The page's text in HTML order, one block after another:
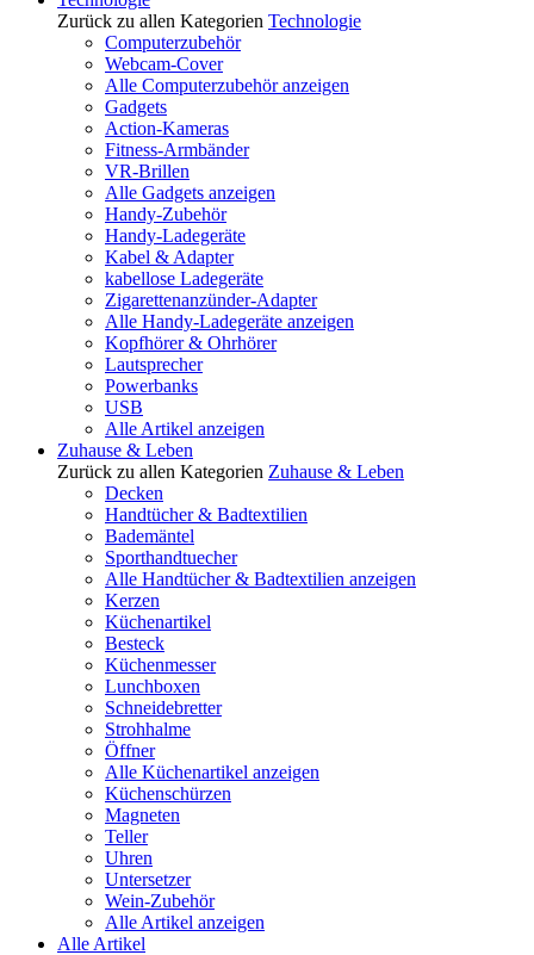
Zurück zu allen Kategorien Technologie
Computerzubehör
Webcam-Cover
Alle Computerzubehör anzeigen
Gadgets
Action-Kameras
Fitness-Armbänder
VR-Brillen
Alle Gadgets anzeigen
Handy-Zubehör
Handy-Ladegeräte
Kabel & Adapter
kabellose Ladegeräte
Zigarettenanzünder-Adapter
Alle Handy-Ladegeräte anzeigen
Kopfhörer & Ohrhörer
Lautsprecher
Powerbanks
USB
Alle Artikel anzeigen
Zuhause & Leben
Zurück zu allen Kategorien Zuhause & Leben
Decken
Handtücher & Badtextilien
Bademäntel
Sporthandtuecher
Alle Handtücher & Badtextilien anzeigen
Kerzen
Küchenartikel
Besteck
Küchenmesser
Lunchboxen
Schneidebretter
Strohhalme
Öffner
Alle Küchenartikel anzeigen
Küchenschürzen
Magneten
Teller
Uhren
Untersetzer
Wein-Zubehör
Alle Artikel anzeigen
Alle Artikel